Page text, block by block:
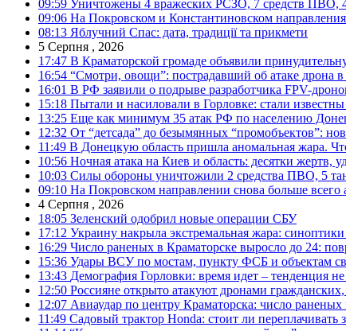
09:59 Уничтожены 4 вражеских РСЗО, 7 средств ПВО,
09:06 На Покровском и Константиновском
08:13 Яблучний Спас: дата, традиції та прикмети
5 Серпня , 2026
17:47 В Краматорской громаде объявили
16:54 “Смотри, овощи”: пострадавший об атаке дрона
16:01 В РФ заявили о подрыве разработчика FPV-
15:18 Пытали и насиловали в Горловке: стали
13:25 Еще как минимум 35 атак РФ по населению
12:32 От “детсада” до безымянных “промобъектов”:
11:49 В Донецкую область пришла аномальная жара.
10:56 Ночная атака на Киев и область: десятки жертв,
10:03 Силы обороны уничтожили 2 средства ПВО, 5
09:10 На Покровском направлении снова больше
4 Серпня , 2026
18:05 Зеленский одобрил новые операции СБУ
17:12 Украину накрыла экстремальная жара: синоптики
16:29 Число раненых в Краматорске выросло до 24:
15:36 Удары ВСУ по мостам, пункту ФСБ и объектам
13:43 Демография Горловки: время идет – тенденция не
12:50 Россияне открыто атакуют дронами
12:07 Авиаудар по центру Краматорска: число раненых
11:49 Садовый трактор Honda: стоит ли переплачивать